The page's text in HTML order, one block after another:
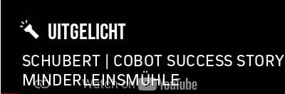
UITGELICHT
SCHUBERT | COBOT SUCCESS STORY
MINDERLEINSMÜHLE